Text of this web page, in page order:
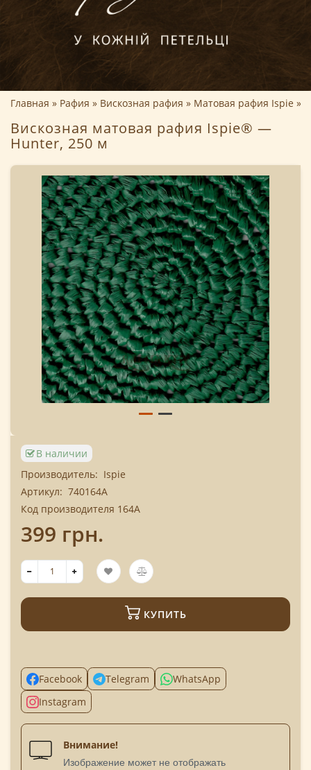
Главная Рафия Вискозная рафия Матовая рафия Ispie
Вискозная матовая рафия Ispie® —
Hunter, 250 м
В наличии
Производитель: Ispie
Артикул: 740164A
Код производителя 164A
399 грн.
КУПИТЬ
Facebook Telegram
WhatsApp
Instagram
Внимание!
Изображение может не отображать